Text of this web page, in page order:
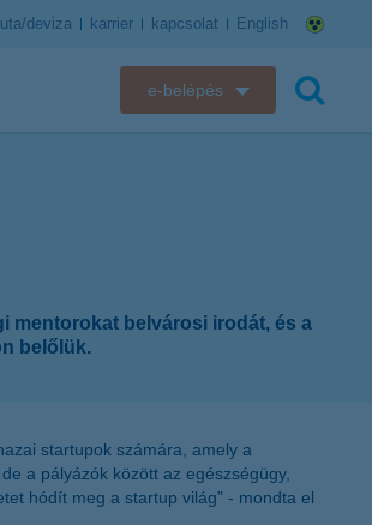
deviza karrier kapcsolat English
e-belépés
K&H web Electra
K&H SZÉP Kártya
K&H e-kártyafelület
mentorokat belvárosi irodát, és a
belőlük.
startupok számára, amely a
a pályázók között az egészségügy,
hódít meg a startup világ” - mondta el